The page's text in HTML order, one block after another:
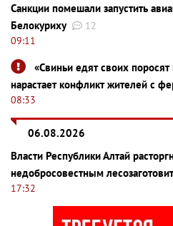
Санкции помешали запустить
Белокуриху
12
09:11
«Свиньи едят своих
нарастает конфликт жителей с
08:33
06.08.2026
Власти Республики Алтай
недобросовестным
17:32